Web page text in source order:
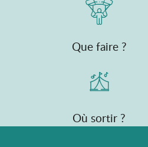
Que faire ?
Où sortir ?